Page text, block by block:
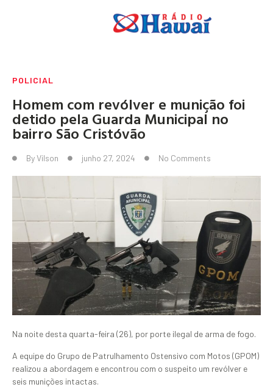
POLICIAL
Homem com revólver e munição foi
detido pela Guarda Municipal no
bairro São Cristóvão
ByVilson junho 27, 2024 No Comments
Na noite desta quarta-feira (26), por porte ilegal de arma de fogo.
A equipe do Grupo de Patrulhamento Ostensivo com Motos (GPOM)
realizou a abordagem e encontrou com o suspeito um revólver e
seis munições intactas.